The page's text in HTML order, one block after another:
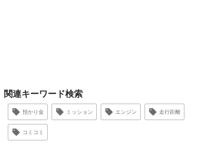
関連キーワード検索
預かり金 ミッション エンジン 走行距離
コミコミ